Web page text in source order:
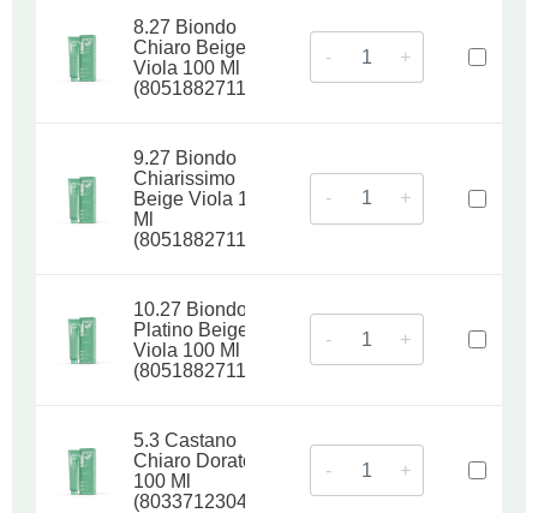
8.27 Biondo
Chiaro Beige
Viola 100 Ml
(8051882711319)
- +
9.27 Biondo
Chiarissimo
Beige Viola 100
Ml
(8051882711326)
- +
10.27 Biondo
Platino Beige
Viola 100 Ml
(8051882711333)
- +
5.3 Castano
Chiaro Dorato
100 Ml
(8033712304946)
- +